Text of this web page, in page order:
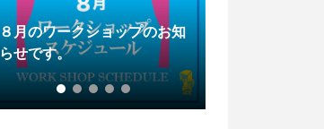
７月のワークショップのお知
らせです。